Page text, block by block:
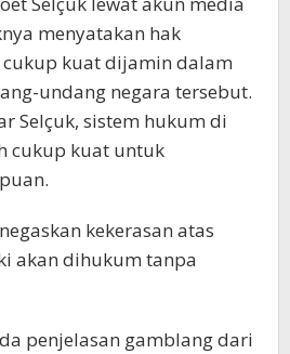
menyatakan hak
kuat dijamin dalam
undang negara tersebut.
Selçuk, sistem hukum di
cukup kuat untuk
kekerasan atas
akan dihukum tanpa
penjelasan gamblang dari